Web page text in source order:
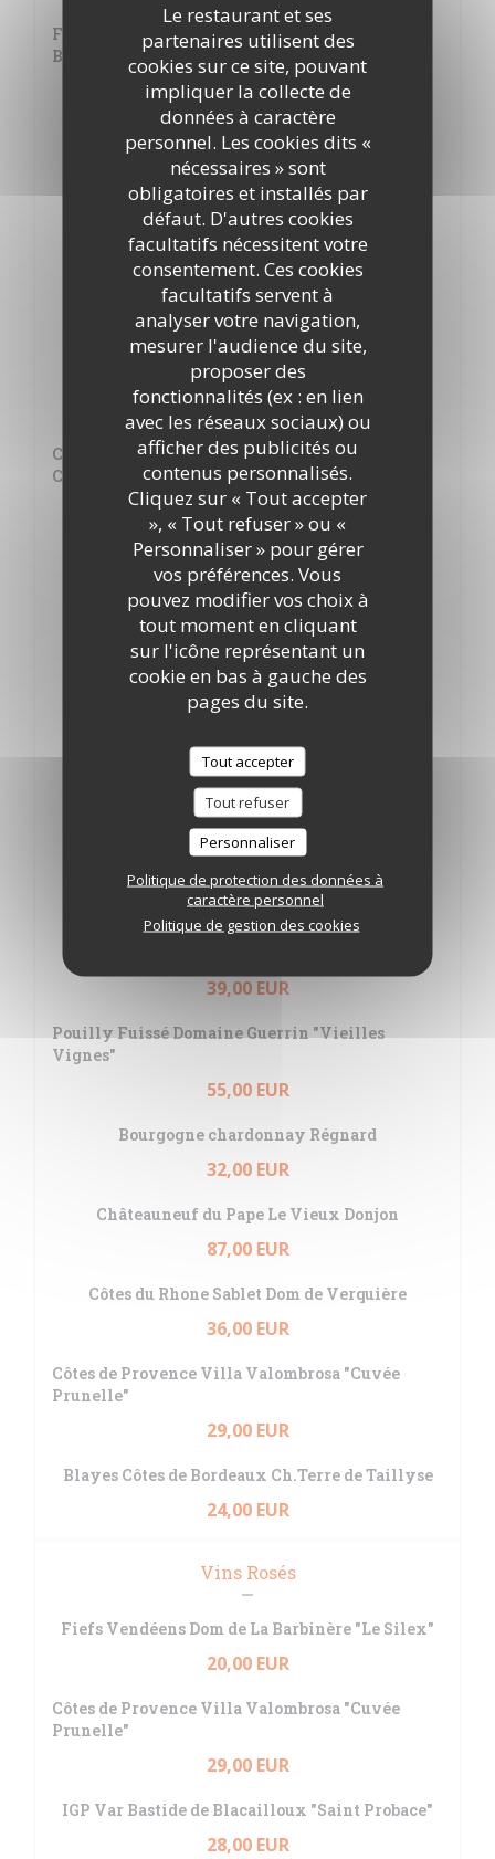
Le restaurant et ses
partenaires utilisent des
cookies sur ce site, pouvant
impliquer la collecte de
données à caractère
personnel. Les cookies dits «
nécessaires » sont
obligatoires et installés par
défaut. D'autres cookies
facultatifs nécessitent votre
consentement. Ces cookies
facultatifs servent à
analyser votre navigation,
mesurer l'audience du site,
proposer des
fonctionnalités (ex : en lien
avec les réseaux sociaux) ou
afficher des publicités ou
contenus personnalisés.
Cliquez sur « Tout accepter
», « Tout refuser » ou «
Personnaliser » pour gérer
vos préférences. Vous
pouvez modifier vos choix à
tout moment en cliquant
sur l'icône représentant un
cookie en bas à gauche des
pages du site.
Tout accepter
Tout refuser
Personnaliser
Politique de protection des données à
caractère personnel
Politique de gestion des cookies
Fiefs Vendéens Chantonnay Dom de la
Barbinière
20,00 EUR
Fiefs Vendéens Vix Vignoble Mercier
24,00 EUR
Coteaux du Layon Dom de La Raimbaudière
33,00 EUR
Touraine Sauvignon Les deux Tours
30,00 EUR
Anjou Domaine Sauveroy "Cuvée Origine"
28,00 EUR
Cheverny Les vignerons de Mont-Pres-
Chambord
25,00 EUR
Vouvray Maison Darragon
30,50 EUR
Coteaux du Giennois Dom de Villargeau
28,00 EUR
Pouilly Fumé de Ladoucette
56,70 EUR
Vézelay Couvent des St Pères
45,00 EUR
Hautes Côtes de Nuits Domaine Thévenot
55,00 EUR
39,00 EUR
Pouilly Fuissé Domaine Guerrin "Vieilles
Vignes"
55,00 EUR
Bourgogne chardonnay Régnard
32,00 EUR
Châteauneuf du Pape Le Vieux Donjon
87,00 EUR
Côtes du Rhone Sablet Dom de Verquière
36,00 EUR
Côtes de Provence Villa Valombrosa "Cuvée
Prunelle"
29,00 EUR
Blayes Côtes de Bordeaux Ch.Terre de Taillyse
24,00 EUR
Vins Rosés
Fiefs Vendéens Dom de La Barbinère "Le Silex"
20,00 EUR
Côtes de Provence Villa Valombrosa "Cuvée
Prunelle"
29,00 EUR
IGP Var Bastide de Blacailloux "Saint Probace"
28,00 EUR